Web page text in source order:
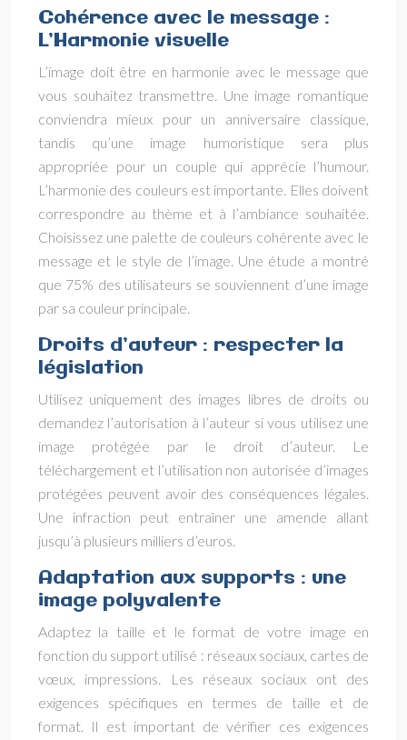
Cohérence avec le message :
L’Harmonie visuelle
L’image doit être en harmonie avec le message que
vous souhaitez transmettre. Une image romantique
conviendra mieux pour un anniversaire classique,
tandis qu’une image humoristique sera plus
appropriée pour un couple qui apprécie l’humour.
L’harmonie des couleurs est importante. Elles doivent
correspondre au thème et à l’ambiance souhaitée.
Choisissez une palette de couleurs cohérente avec le
message et le style de l’image. Une étude a montré
que 75% des utilisateurs se souviennent d’une image
par sa couleur principale.
Droits d’auteur : respecter la
législation
Utilisez uniquement des images libres de droits ou
demandez l’autorisation à l’auteur si vous utilisez une
image protégée par le droit d’auteur. Le
téléchargement et l’utilisation non autorisée d’images
protégées peuvent avoir des conséquences légales.
Une infraction peut entraîner une amende allant
jusqu’à plusieurs milliers d’euros.
Adaptation aux supports : une
image polyvalente
Adaptez la taille et le format de votre image en
fonction du support utilisé : réseaux sociaux, cartes de
vœux, impressions. Les réseaux sociaux ont des
exigences spécifiques en termes de taille et de
format. Il est important de vérifier ces exigences